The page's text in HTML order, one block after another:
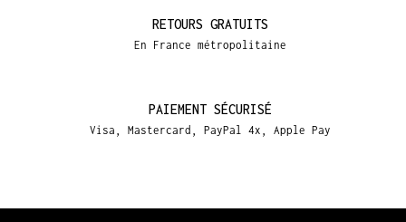
RETOURS GRATUITS
En France métropolitaine
PAIEMENT SÉCURISÉ
Visa, Mastercard, PayPal 4x, Apple Pay